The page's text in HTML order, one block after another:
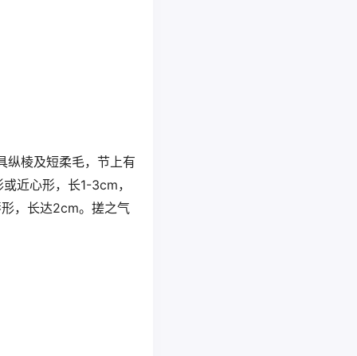
纵棱及短柔毛，节上有
近心形，长1-3cm，
，长达2cm。搓之气